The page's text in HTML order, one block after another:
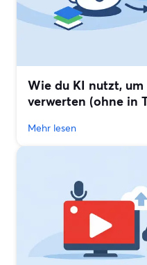
Wie du KI nutzt,
verwerten (ohne in
Mehr lesen